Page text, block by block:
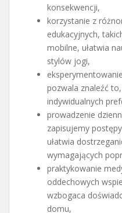
konsekwencji,
korzystanie z
edukacyjnych,
mobilne, ułatwia
stylów jogi,
pozwala znaleźć
indywidualnych
prowadzenie
zapisujemy
ułatwia
wymagających
praktykowanie
oddechowych
wzbogaca
domu,